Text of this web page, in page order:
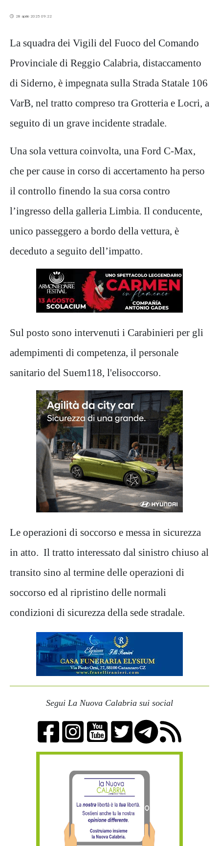
28 aprile 2025 09:22
La squadra dei Vigili del Fuoco del Comando
Provinciale di Reggio Calabria, distaccamento
di Siderno, è impegnata sulla Strada Statale 106
VarB, nel tratto compreso tra Grotteria e Locri, a
seguito di un grave incidente stradale.
Una sola vettura coinvolta, una Ford C-Max,
che per cause in corso di accertamento ha perso
il controllo finendo la sua corsa contro
l’ingresso della galleria Limbia. Il conducente,
unico passeggero a bordo della vettura, è
deceduto a seguito dell’impatto.
Sul posto sono intervenuti i Carabinieri per gli
adempimenti di competenza, il personale
sanitario del Suem118, l'elisoccorso.
Le operazioni di soccorso e messa in sicurezza
in atto. Il tratto interessato dal sinistro chiuso al
transito sino al termine delle operazioni di
soccorso ed al ripristino delle normali
condizioni di sicurezza della sede stradale.
Segui La Nuova Calabria sui social